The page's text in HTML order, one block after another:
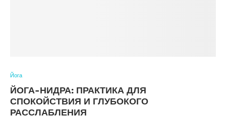
Йога
ЙОГА-НИДРА: ПРАКТИКА ДЛЯ
СПОКОЙСТВИЯ И ГЛУБОКОГО
РАССЛАБЛЕНИЯ